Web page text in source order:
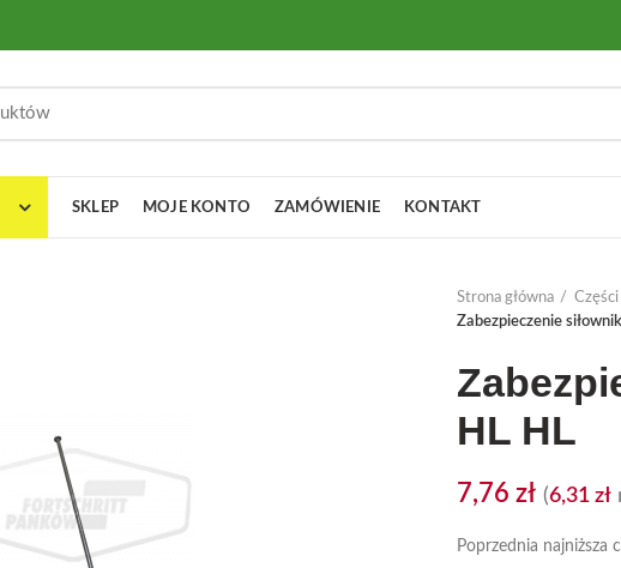
SKLEP MOJE KONTO ZAMÓWIENIE KONTAKT
Strona główna
Zabezpieczenie
HL HL
7,76 zł (6,31 zł
Poprzednia najniższa